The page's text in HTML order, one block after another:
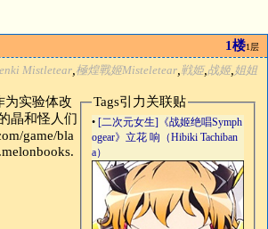
1楼1层
Mistletear 極煌戰姬Misteletear 戦姫, 战姬, 姐姐
Tags引力关联贴
• [二次元女生]《战姬绝唱Symph
ogear》立花 响（Hibiki Tachiban
a）
为实验体改
晶和怪人们
game/bla